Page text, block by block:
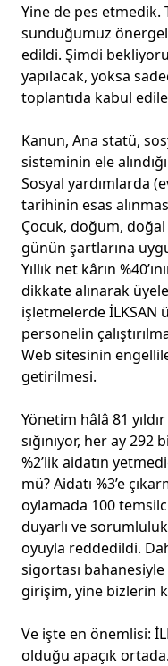
Yine de pes
sunduğumuz
edildi. Şimdi
yapılacak, yoksa
toplantıda kabul
Kanun, Ana statü,
sisteminin ele
Sosyal yardımlarda
tarihinin esas
Çocuk, doğum, doğal
günün şartlarına
Yıllık net kârın
dikkate alınarak
işletmelerde İLKSAN
personelin
Web sitesinin
getirilmesi.
Yönetim hâlâ 81
sığınıyor, her ay
%2’lik aidatın
mü? Aidatı %3’e
oylamada 100
duyarlı ve
oyuyla reddedildi.
sigortası
girişim, yine bizlerin
Ve işte en önemlisi:
olduğu apaçık